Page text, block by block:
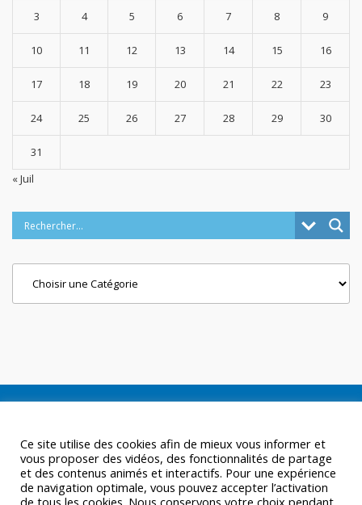
3 4 5 6 7 8 9
10 11 12 13 14 15 16
17 18 19 20 21 22 23
24 25 26 27 28 29 30
31
« Juil
Ce site utilise des cookies afin de mieux vous informer et
vous proposer des vidéos, des fonctionnalités de partage
et des contenus animés et interactifs. Pour une expérience
de navigation optimale, vous pouvez accepter l’activation
de tous les cookies. Nous conservons votre choix pendant